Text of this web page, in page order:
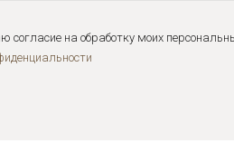
согласие на обработку моих